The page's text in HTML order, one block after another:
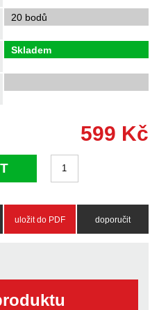
20 bodů
Skladem
599 Kč
uložit do PDF doporučit